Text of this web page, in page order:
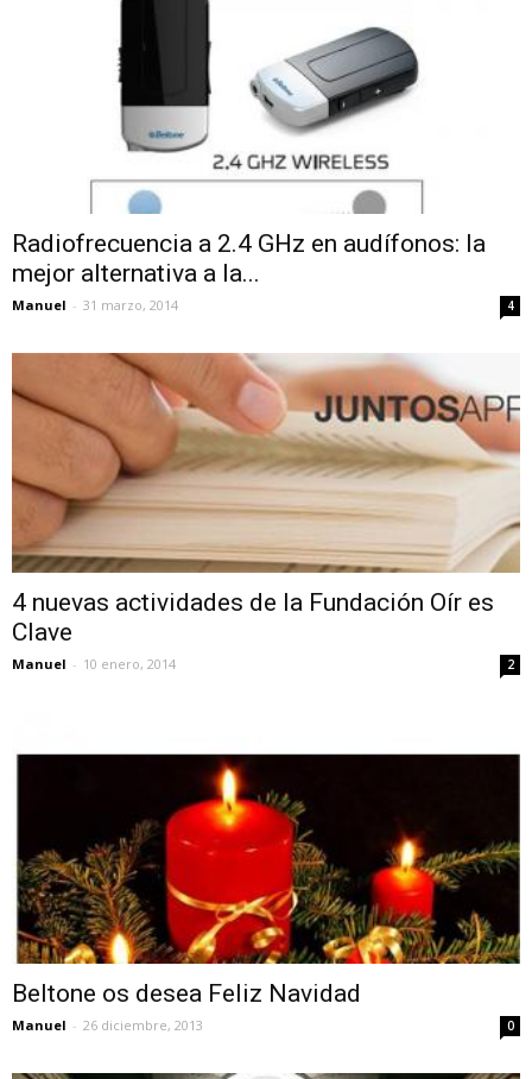
Radiofrecuencia a 2.4 GHz en audífonos: la
mejor alternativa a la...
Manuel - 31 marzo, 2014 4
4 nuevas actividades de la Fundación Oír es
Clave
Manuel - 10 enero, 2014 2
Beltone os desea Feliz Navidad
Manuel - 26 diciembre, 2013 0